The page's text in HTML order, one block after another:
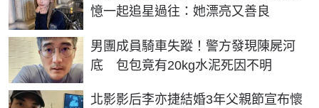
憶一起追星過往：她漂亮又善良
男團成員騎車失蹤！警方發現陳屍河
底 包包竟有20kg水泥死因不明
北影影后李亦捷結婚3年父親節宣布懷